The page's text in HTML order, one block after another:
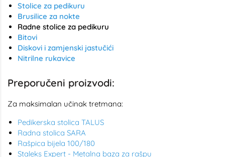
Stolice za pedikuru
Brusilice za nokte
Radne stolice za pedikuru
Bitovi
Diskovi i zamjenski jastučići
Nitrilne rukavice
Preporučeni proizvodi:
Za maksimalan učinak tretmana:
Pedikerska stolica TALUS
Radna stolica SARA
Rašpica bijela 100/180
Staleks Expert - Metalna baza za rašpu